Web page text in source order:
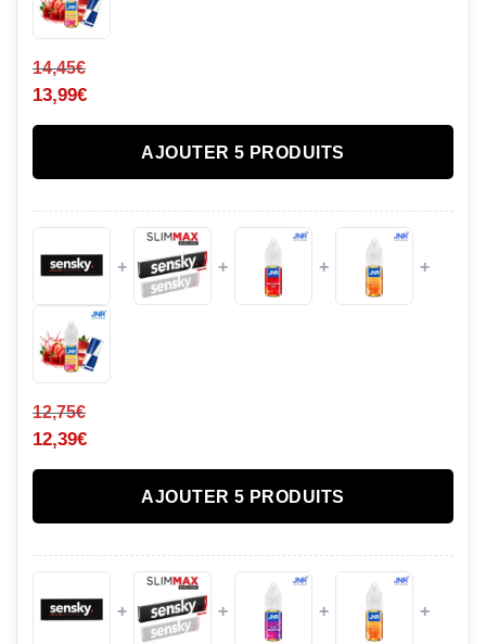
14,45€
13,99€
AJOUTER 5 PRODUITS
+ + + +
12,75€
12,39€
AJOUTER 5 PRODUITS
+ + + +